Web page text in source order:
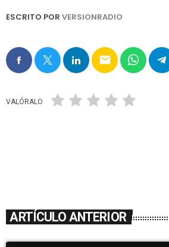
ESCRITO POR VERSIONRADIO
email
VALÓRALO
ARTÍCULO ANTERIOR